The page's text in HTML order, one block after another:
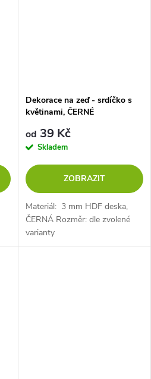
Dekorace na zeď - srdíčko s
květinami, ČERNÉ
od 39 Kč
Skladem
ZOBRAZIT
Materiál: 3 mm HDF deska,
ČERNÁ Rozměr: dle zvolené
varianty